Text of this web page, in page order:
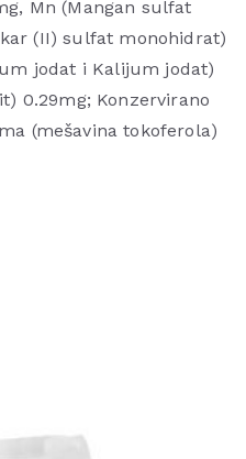
Mn (Mangan sulfat
(II) sulfat monohidrat)
jodat i Kalijum jodat)
0.29mg; Konzervirano
(mešavina tokoferola)